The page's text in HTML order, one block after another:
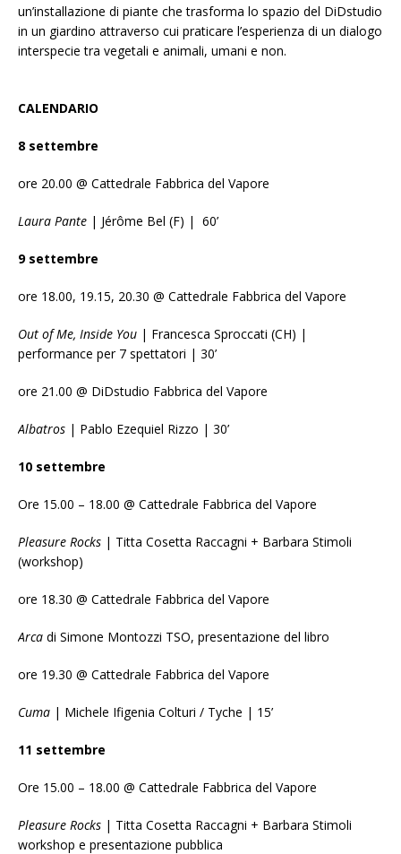
un’installazione di piante che trasforma lo spazio del DiDstudio
in un giardino attraverso cui praticare l’esperienza di un dialogo
interspecie tra vegetali e animali, umani e non.
CALENDARIO
8 settembre
ore 20.00 @ Cattedrale Fabbrica del Vapore
Laura Pante | Jérôme Bel (F) | 60’
9 settembre
ore 18.00, 19.15, 20.30 @ Cattedrale Fabbrica del Vapore
Out of Me, Inside You | Francesca Sproccati (CH) |
performance per 7 spettatori | 30’
ore 21.00 @ DiDstudio Fabbrica del Vapore
Albatros | Pablo Ezequiel Rizzo | 30’
10 settembre
Ore 15.00 – 18.00 @ Cattedrale Fabbrica del Vapore
Pleasure Rocks | Titta Cosetta Raccagni + Barbara Stimoli
(workshop)
ore 18.30 @ Cattedrale Fabbrica del Vapore
Arca di Simone Montozzi TSO, presentazione del libro
ore 19.30 @ Cattedrale Fabbrica del Vapore
Cuma | Michele Ifigenia Colturi / Tyche | 15’
11 settembre
Ore 15.00 – 18.00 @ Cattedrale Fabbrica del Vapore
Pleasure Rocks | Titta Cosetta Raccagni + Barbara Stimoli
workshop e presentazione pubblica